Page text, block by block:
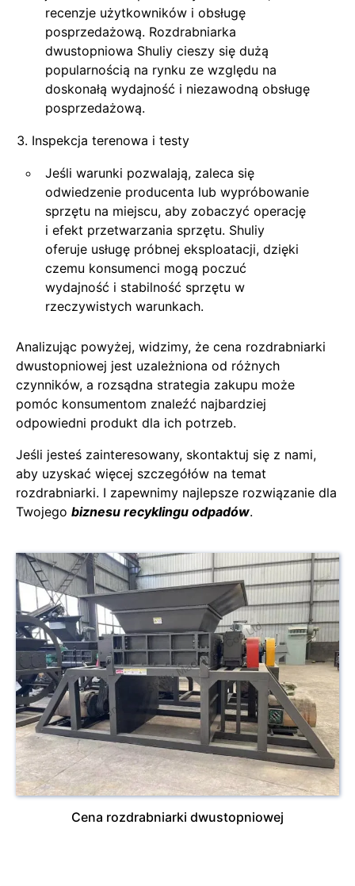
recenzje użytkowników i obsługę
posprzedażową. Rozdrabniarka
dwustopniowa Shuliy cieszy się dużą
popularnością na rynku ze względu na
doskonałą wydajność i niezawodną obsługę
posprzedażową.
Inspekcja terenowa i testy
Jeśli warunki pozwalają, zaleca się
odwiedzenie producenta lub wypróbowanie
sprzętu na miejscu, aby zobaczyć operację
i efekt przetwarzania sprzętu. Shuliy
oferuje usługę próbnej eksploatacji, dzięki
czemu konsumenci mogą poczuć
wydajność i stabilność sprzętu w
rzeczywistych warunkach.
Analizując powyżej, widzimy, że cena rozdrabniarki
dwustopniowej jest uzależniona od różnych
czynników, a rozsądna strategia zakupu może
pomóc konsumentom znaleźć najbardziej
odpowiedni produkt dla ich potrzeb.
Jeśli jesteś zainteresowany, skontaktuj się z nami,
aby uzyskać więcej szczegółów na temat
rozdrabniarki. I zapewnimy najlepsze rozwiązanie dla
Twojego biznesu recyklingu odpadów.
Cena rozdrabniarki dwustopniowej